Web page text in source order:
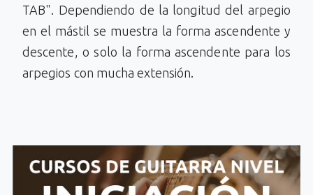
TAB". Dependiendo de la longitud del arpegio
en el mástil se muestra la forma ascendente y
descente, o solo la forma ascendente para los
arpegios con mucha extensión.